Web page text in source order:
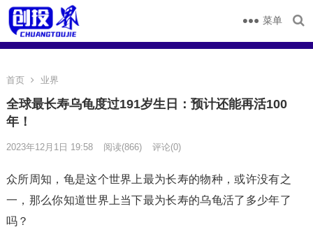
菜单
首页 业界
全球最长寿乌龟度过191岁生日：预计还能再活100
年！
2023年12月1日 19:58 阅读(866) 评论(0)
众所周知，龟是这个世界上最为长寿的物种，或许没有之
一，那么你知道世界上当下最为长寿的乌龟活了多少年了
吗？